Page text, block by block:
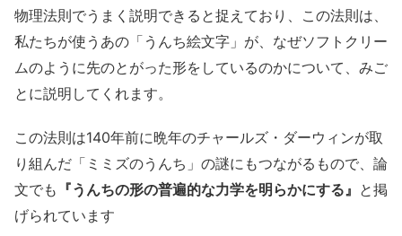
物理法則でうまく説明できると捉えており、この法則は、
私たちが使うあの「うんち絵文字」が、なぜソフトクリー
ムのように先のとがった形をしているのかについて、みご
とに説明してくれます。
この法則は140年前に晩年のチャールズ・ダーウィンが取
り組んだ「ミミズのうんち」の謎にもつながるもので、論
文でも 『うんちの形の普遍的な力学を明らかにする』 と掲
げられています